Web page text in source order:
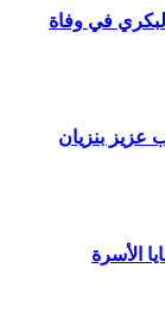
في وفاة
عزيز بنزيان
الأسرة